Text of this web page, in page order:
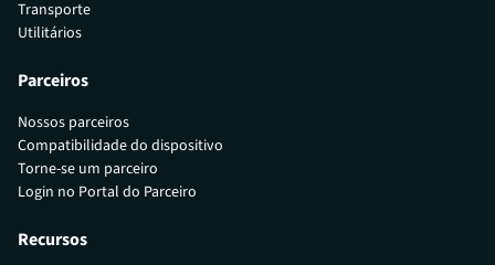
Transporte
Utilitários
Parceiros
Nossos parceiros
Compatibilidade do dispositivo
Torne-se um parceiro
Login no Portal do Parceiro
Recursos